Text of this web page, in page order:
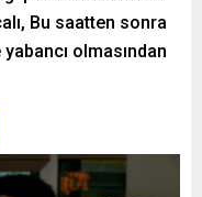
Bu saatten sonra
olmasından